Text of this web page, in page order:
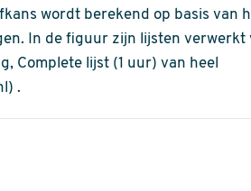
wordt berekend op basis van
In de figuur zijn lijsten verwerkt
Complete lijst (1 uur) van heel
.